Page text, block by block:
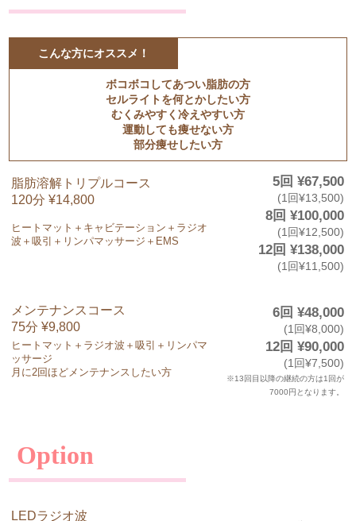
こんな方にオススメ！
ボコボコしてあつい脂肪の方
セルライトを何とかしたい方
むくみやすく冷えやすい方
運動しても痩せない方
部分痩せしたい方
脂肪溶解トリプルコース
120分 ¥14,800
5回 ¥67,500
(1回¥13,500)
8回 ¥100,000
(1回¥12,500)
12回 ¥138,000
(1回¥11,500)
ヒートマット＋キャビテーション＋ラジオ
波＋吸引＋リンパマッサージ＋EMS
メンテナンスコース
75分 ¥9,800
6回 ¥48,000
(1回¥8,000)
12回 ¥90,000
(1回¥7,500)
※13回目以降の継続の方は1回が
7000円となります。
ヒートマット＋ラジオ波＋吸引＋リンパマ
ッサージ
月に2回ほどメンテナンスしたい方
Option
LEDラジオ波